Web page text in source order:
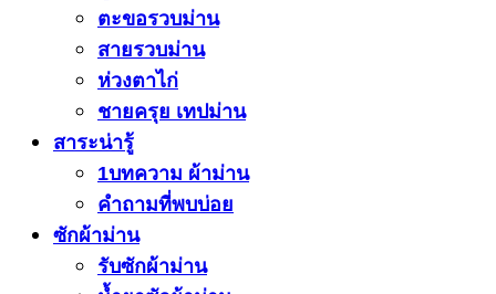
ตะขอรวบม่าน
สายรวบม่าน
ห่วงตาไก่
ชายครุย เทปม่าน
สาระน่ารู้
1บทความ ผ้าม่าน
คำถามที่พบบ่อย
ซักผ้าม่าน
รับซักผ้าม่าน